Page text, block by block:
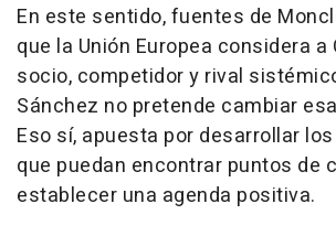
En este sentido, fuentes de
que la Unión Europea considera a
socio, competidor y rival
Sánchez no pretende cambiar
Eso sí, apuesta por desarrollar
que puedan encontrar puntos de
establecer una agenda positiva.